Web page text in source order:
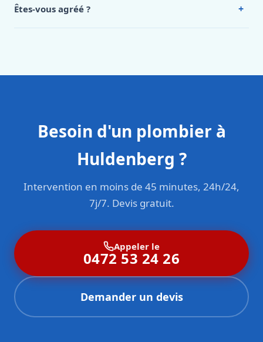
Êtes-vous agréé ? +
Besoin d'un plombier à
Huldenberg ?
Intervention en moins de 45 minutes, 24h/24,
7j/7. Devis gratuit.
Appeler le
0472 53 24 26
Demander un devis